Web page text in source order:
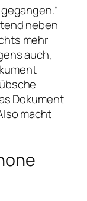
neben
mehr
auch,
Dokument
macht